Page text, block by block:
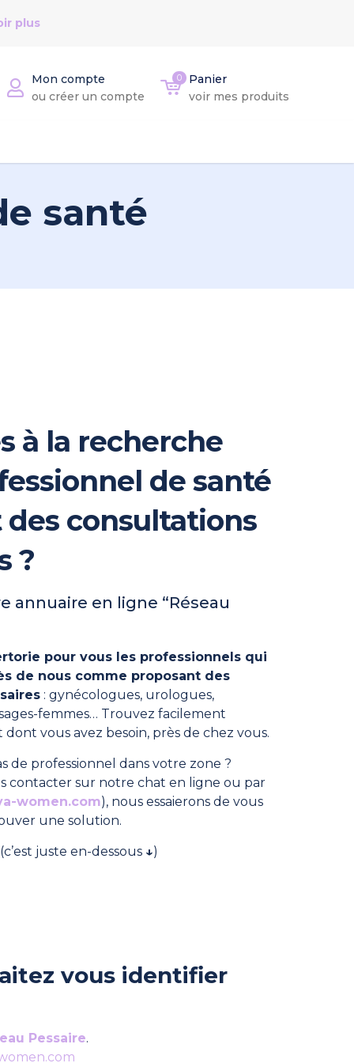
plus
Mon compte
ou créer un compte
0
Panier
voir mes produits
santé
à la recherche
de santé
des consultations
?
annuaire en ligne “Réseau
pour vous les professionnels qui
de nous comme proposant des
: gynécologues, urologues,
femmes… Trouvez facilement
dont vous avez besoin, près de chez vous.
de professionnel dans votre zone ?
contacter sur notre chat en ligne ou par
women.com), nous essaierons de vous
une solution.
juste en-dessous ↓)
vous identifier
Pessaire.